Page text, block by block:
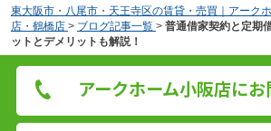
東大阪市・八尾市・天王寺区の賃貸・売買｜アーク
店・鶴橋店 > ブログ記事一覧 > 普通借家契約と定期
ットとデメリットも解説！
アークホーム小阪店に